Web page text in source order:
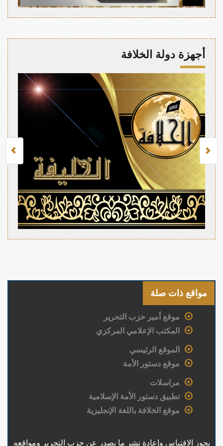
أجهزة دولة الخلافة
مواقع ذات صلة
موقع أمير حزب التحرير
المكتب الإعلامي المركزي
الموقع الرئيسي
موقع دستور الأمة
مراسلات
تطبيق دستور الأمة الإسلامية
موقع الخلافة باللغة الإنجليزية
يجوز الاقتباس وإعادة نشر ما يصدر عن حزب التحرير ومواقعه